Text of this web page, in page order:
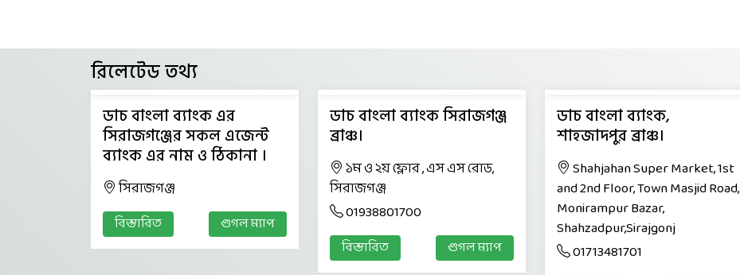
রিলেটেড তথ্য
ডাচ বাংলা ব্যাংক এর
সিরাজগঞ্জের সকল এজেন্ট
ব্যাংক এর নাম ও ঠিকানা ।
সিরাজগঞ্জ
বিস্তারিত গুগল ম্যাপ
ডাচ বাংলা ব্যাংক সিরাজগঞ্জ
ব্রাঞ্চ।
১ম ও ২য় ফ্লোর , এস এস রোড,
সিরাজগঞ্জ
01938801700
বিস্তারিত গুগল ম্যাপ
ডাচ বাংলা ব্যাংক,
শাহজাদপুর ব্রাঞ্চ।
Shahjahan Super Market, 1st
and 2nd Floor, Town Masjid Road,
Monirampur Bazar,
Shahzadpur,Sirajgonj
01713481701